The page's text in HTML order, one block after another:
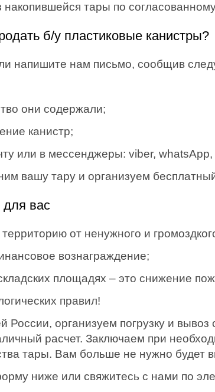
накопившейся тары по
б/у пластиковые канистры?
напишите нам письмо, сообщив
они содержали;
канистр;
или в мессенджеры: viber, whatsApp,
вашу тару и организуем
вас
от ненужного и
вознаграждение;
площадях – это снижение
правил!
России, организуем погрузку и
расчет. Заключаем при
тары. Вам больше не нужно будет
ниже или свяжитесь с нами по